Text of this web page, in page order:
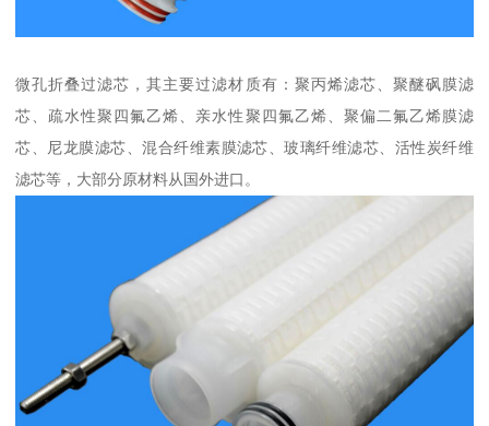
微孔折叠过滤芯，其主要过滤材质有：聚丙烯滤芯、聚醚砜膜滤
芯、疏水性聚四氟乙烯、亲水性聚四氟乙烯、聚偏二氟乙烯膜滤
芯、尼龙膜滤芯、混合纤维素膜滤芯、玻璃纤维滤芯、活性炭纤维
滤芯等，大部分原材料从国外进口。